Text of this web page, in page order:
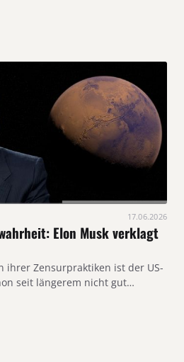
17.06.2026
Elon Musk verklagt
ihrer Zensurpraktiken ist der US-
seit längerem nicht gut…